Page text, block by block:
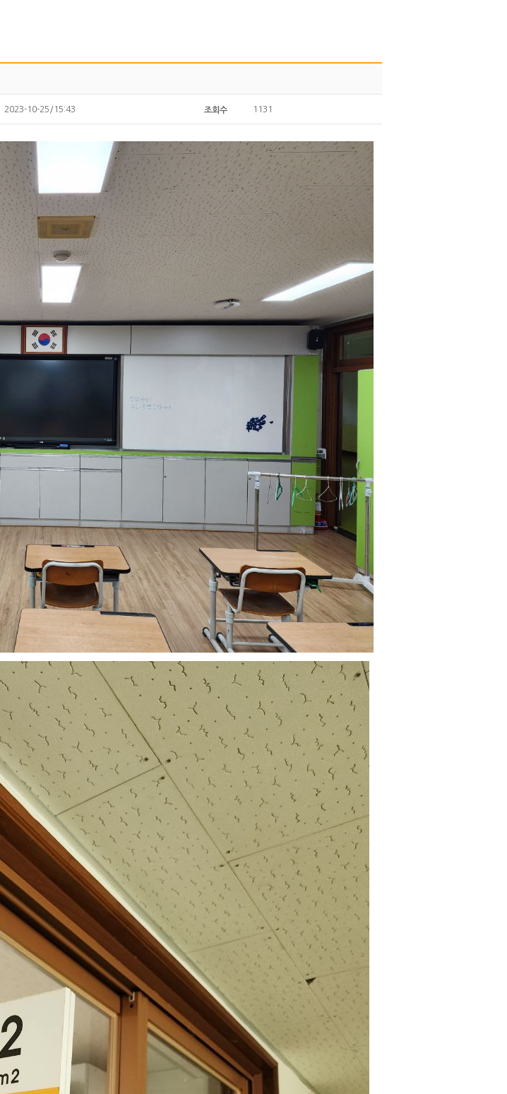
2023-10-25/15:43 조회수 1131